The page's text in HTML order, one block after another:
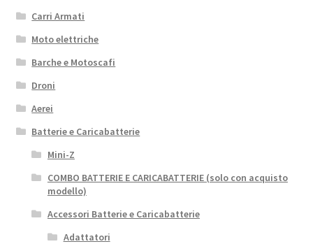
Carri Armati
Moto elettriche
Barche e Motoscafi
Droni
Aerei
Batterie e Caricabatterie
Mini-Z
COMBO BATTERIE E CARICABATTERIE (solo con acquisto
modello)
Accessori Batterie e Caricabatterie
Adattatori